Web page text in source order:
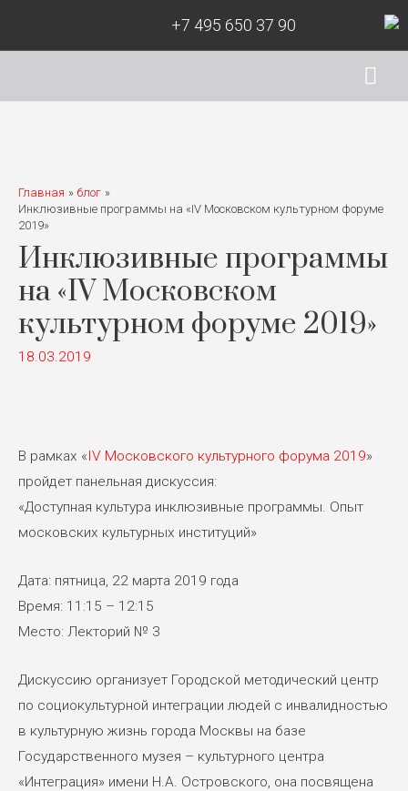
+7 495 650 37 90
Главная
блог
Инклюзивные программы на «IV Московском культурном форуме
2019»
Инклюзивные программы
на «IV Московском
культурном форуме 2019»
18.03.2019
В рамках «IV Московского культурного форума 2019»
пройдет панельная дискуссия:
«Доступная культура инклюзивные программы. Опыт
московских культурных институций»
Дата: пятница, 22 марта 2019 года
Время: 11:15 – 12:15
Место: Лекторий № 3
Дискуссию организует Городской методический центр
по социокультурной интеграции людей с инвалидностью
в культурную жизнь города Москвы на базе
Государственного музея – культурного центра
«Интеграция» имени Н.А. Островского, она посвящена